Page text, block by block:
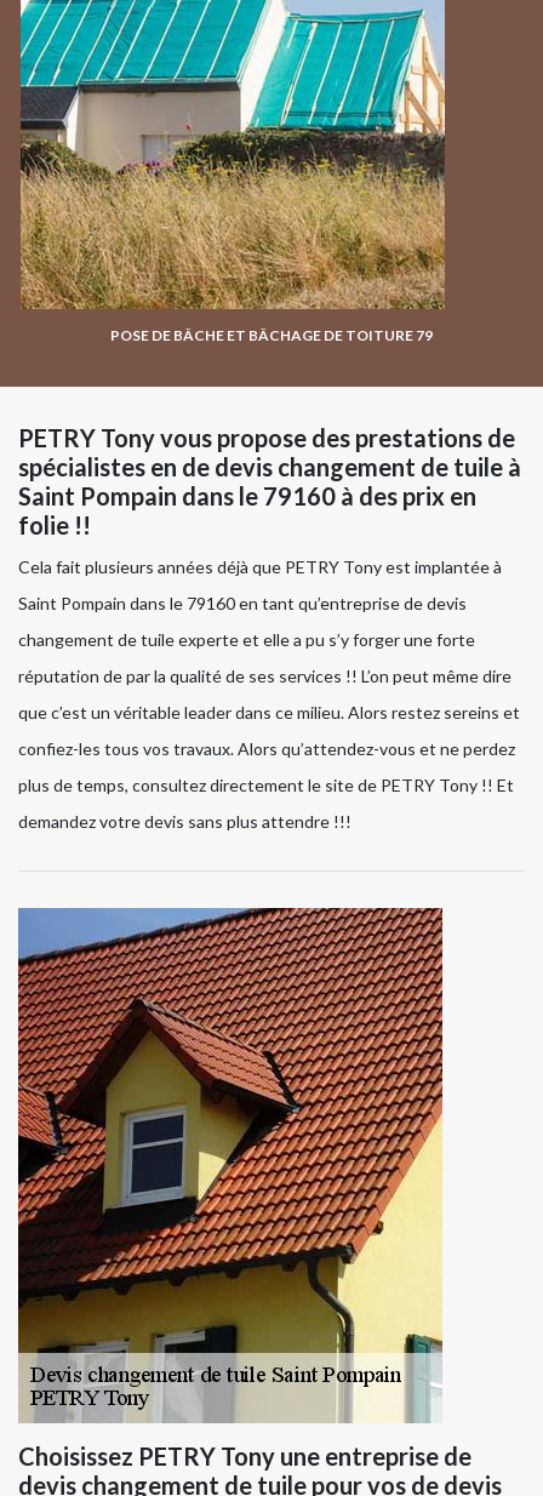
POSE DE BÂCHE ET BÂCHAGE DE TOITURE 79
PETRY Tony vous propose des prestations de
spécialistes en de devis changement de tuile à
Saint Pompain dans le 79160 à des prix en
folie !!
Cela fait plusieurs années déjà que PETRY Tony est implantée à
Saint Pompain dans le 79160 en tant qu’entreprise de devis
changement de tuile experte et elle a pu s’y forger une forte
réputation de par la qualité de ses services !! L’on peut même dire
que c’est un véritable leader dans ce milieu. Alors restez sereins et
confiez-les tous vos travaux. Alors qu’attendez-vous et ne perdez
plus de temps, consultez directement le site de PETRY Tony !! Et
demandez votre devis sans plus attendre !!!
Choisissez PETRY Tony une entreprise de
devis changement de tuile pour vos de devis